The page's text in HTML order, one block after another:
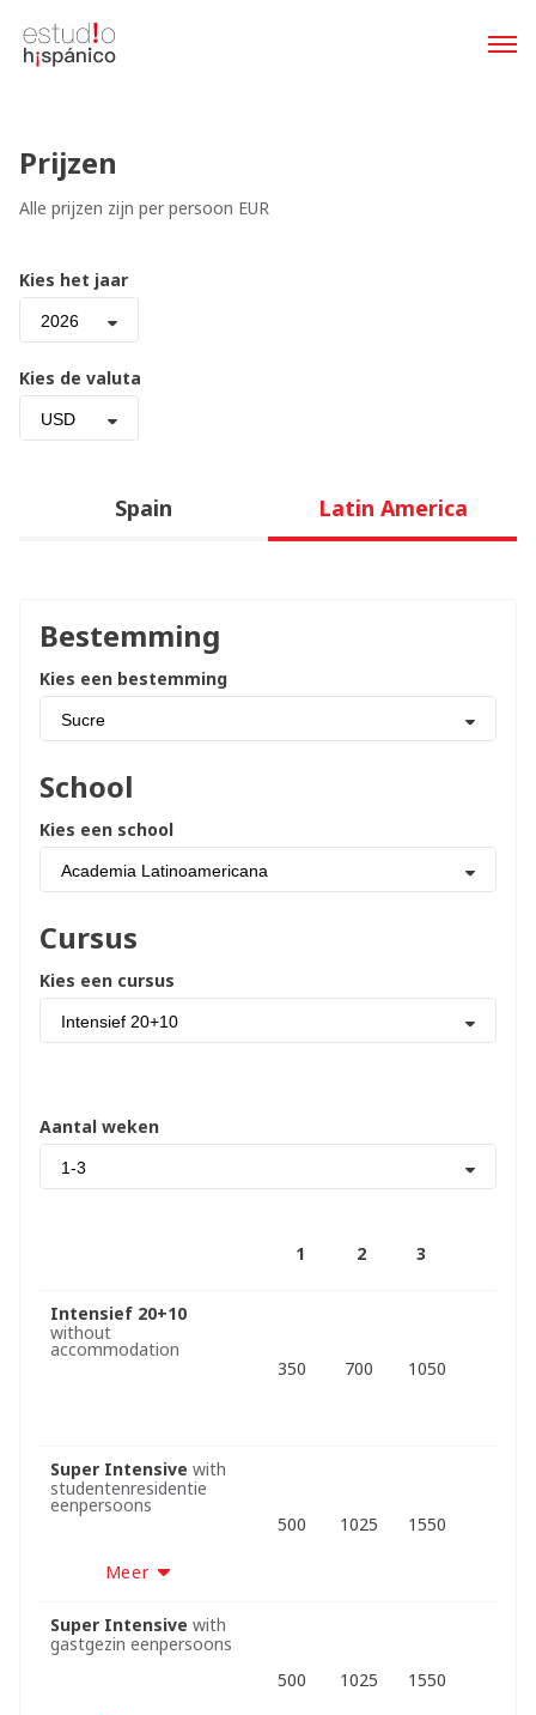
Prijzen
Alle prijzen zijn per persoon EUR
Kies het jaar
2026
Kies de valuta
USD
Spain Latin America
Bestemming
Kies een bestemming
Sucre
School
Kies een school
Academia Latinoamericana
Cursus
Kies een cursus
Intensief 20+10
Aantal weken
1-3
Intensief 20+10
without
accommodation
Super Intensive with
studentenresidentie
eenpersoons
Meer
Super Intensive with
gastgezin eenpersoons
1 2 3
350 700 1050
500 1025 1550
500 1025 1550